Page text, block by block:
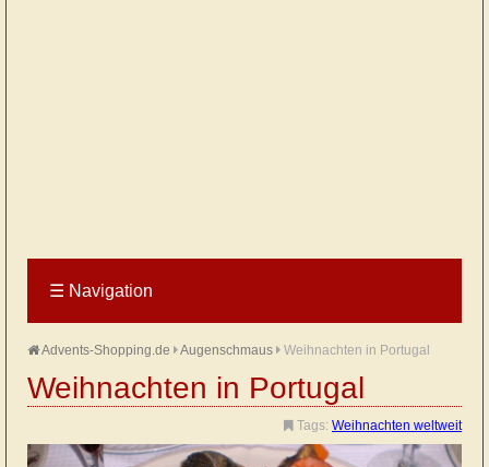
☰ Navigation
Advents-Shopping.de Augenschmaus Weihnachten in Portugal
Weihnachten in Portugal
Tags: Weihnachten weltweit